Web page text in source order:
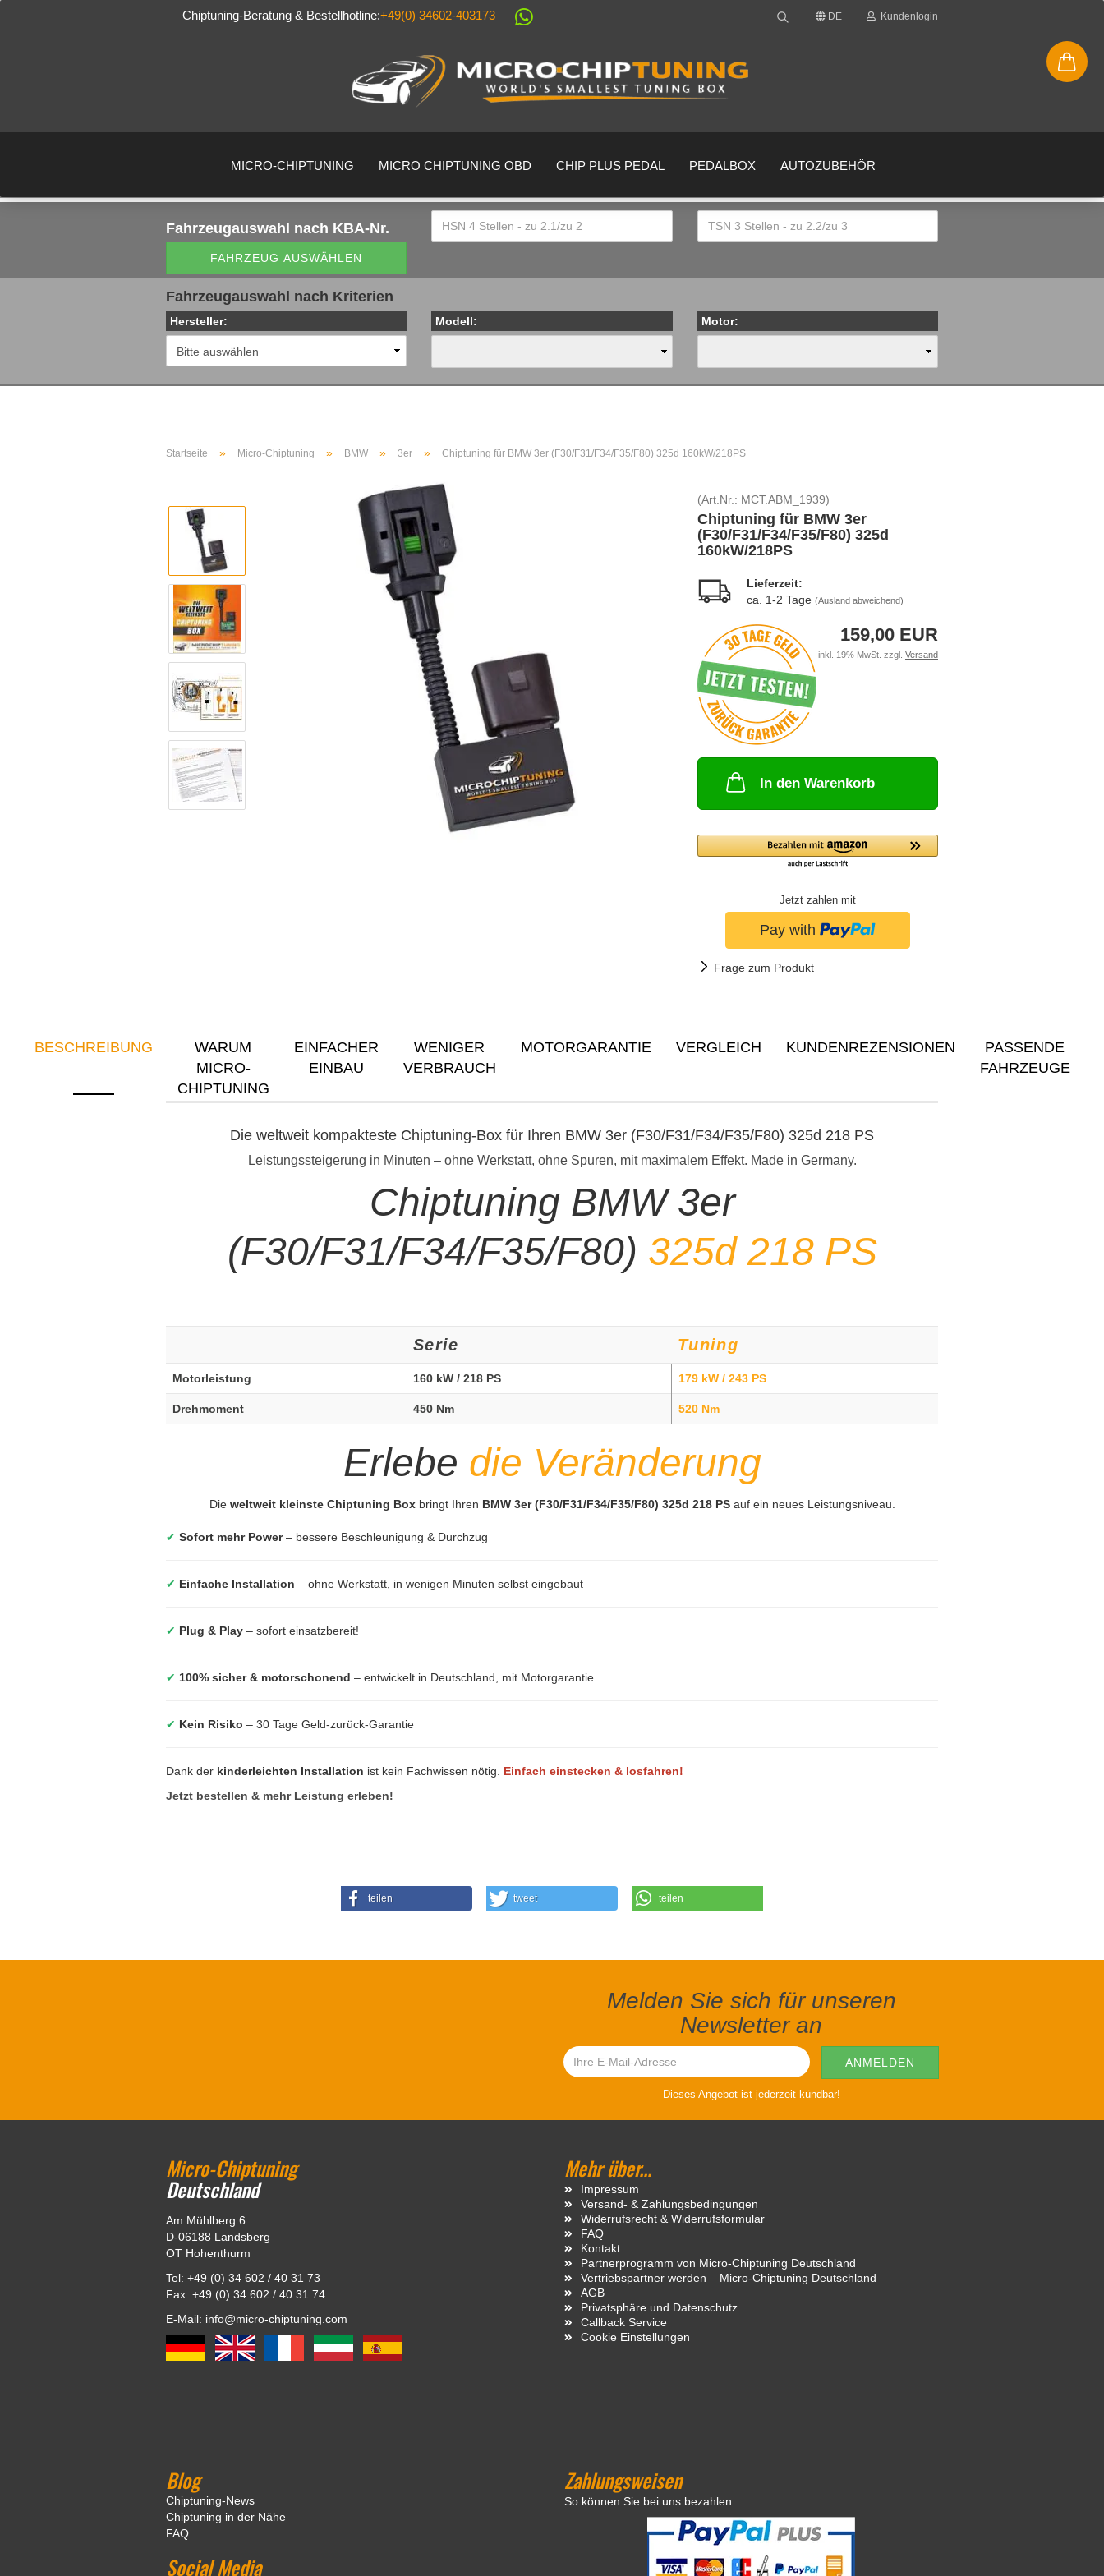
Chiptuning-Beratung & Bestellhotline:+49(0) 34602-403173 DE
Sprache auswählen
Kundenlogin
MICRO-CHIPTUNING MICRO CHIPTUNING OBD CHIP PLUS PEDAL PEDALBOX AUTOZUBEHÖR
Fahrzeugauswahl nach KBA-Nr.
FAHRZEUG AUSWÄHLEN
Fahrzeugauswahl nach Kriterien
Hersteller: Modell: Motor:
Startseite » Micro-Chiptuning » BMW » 3er » Chiptuning für BMW 3er (F30/F31/F34/F35/F80) 325d 160kW/218PS
(Art.Nr.: MCT.ABM_1939)
Chiptuning für BMW 3er
(F30/F31/F34/F35/F80) 325d
160kW/218PS
Lieferzeit:
ca. 1-2 Tage (Ausland abweichend)
159,00 EUR
inkl. 19% MwSt. zzgl. Versand
In den Warenkorb
Jetzt zahlen mit
Frage zum Produkt
BESCHREIBUNG
WARUM
MICRO-
CHIPTUNING
EINFACHER
EINBAU
WENIGER
VERBRAUCH
MOTORGARANTIE VERGLEICH KUNDENREZENSIONEN
PASSENDE
FAHRZEUGE
Die weltweit kompakteste Chiptuning-Box für Ihren BMW 3er (F30/F31/F34/F35/F80) 325d 218 PS
Leistungssteigerung in Minuten – ohne Werkstatt, ohne Spuren, mit maximalem Effekt. Made in Germany.
Chiptuning BMW 3er
(F30/F31/F34/F35/F80) 325d 218 PS
Serie Tuning
Motorleistung 160 kW / 218 PS 179 kW / 243 PS
Drehmoment 450 Nm 520 Nm
Erlebe die Veränderung
Die weltweit kleinste Chiptuning Boxbringt Ihren BMW 3er (F30/F31/F34/F35/F80) 325d 218 PSauf ein neues Leistungsniveau.
✔ Sofort mehr Power– bessere Beschleunigung & Durchzug
✔ Einfache Installation – ohne Werkstatt, in wenigen Minuten selbst eingebaut
✔ Plug & Play – sofort einsatzbereit!
✔ 100% sicher & motorschonend – entwickelt in Deutschland, mit Motorgarantie
✔ Kein Risiko – 30 Tage Geld-zurück-Garantie
Dank der kinderleichten Installation ist kein Fachwissen nötig. Einfach einstecken & losfahren!
Jetzt bestellen & mehr Leistung erleben!
teilen tweet teilen
Melden Sie sich für unseren
Newsletter an
Dieses Angebot ist jederzeit kündbar!
Micro-Chiptuning
Deutschland
Am Mühlberg 6
D-06188 Landsberg
OT Hohenthurm
Tel: +49 (0) 34 602 / 40 31 73
Fax: +49 (0) 34 602 / 40 31 74
E-Mail: info@micro-chiptuning.com
Mehr über...
Impressum
Versand- & Zahlungsbedingungen
Widerrufsrecht & Widerrufsformular
FAQ
Kontakt
Partnerprogramm von Micro-Chiptuning Deutschland
Vertriebspartner werden – Micro-Chiptuning Deutschland
AGB
Privatsphäre und Datenschutz
Callback Service
Cookie Einstellungen
Blog
Chiptuning-News
Chiptuning in der Nähe
FAQ
Social Media
Zahlungsweisen
So können Sie bei uns bezahlen.